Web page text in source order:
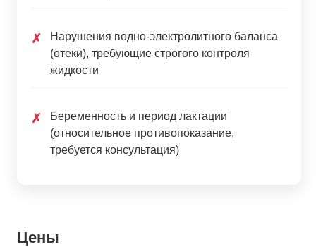
✗
Нарушения водно-электролитного баланса
(отеки), требующие строгого контроля
жидкости
✗
Беременность и период лактации
(относительное противопоказание,
требуется консультация)
Цены